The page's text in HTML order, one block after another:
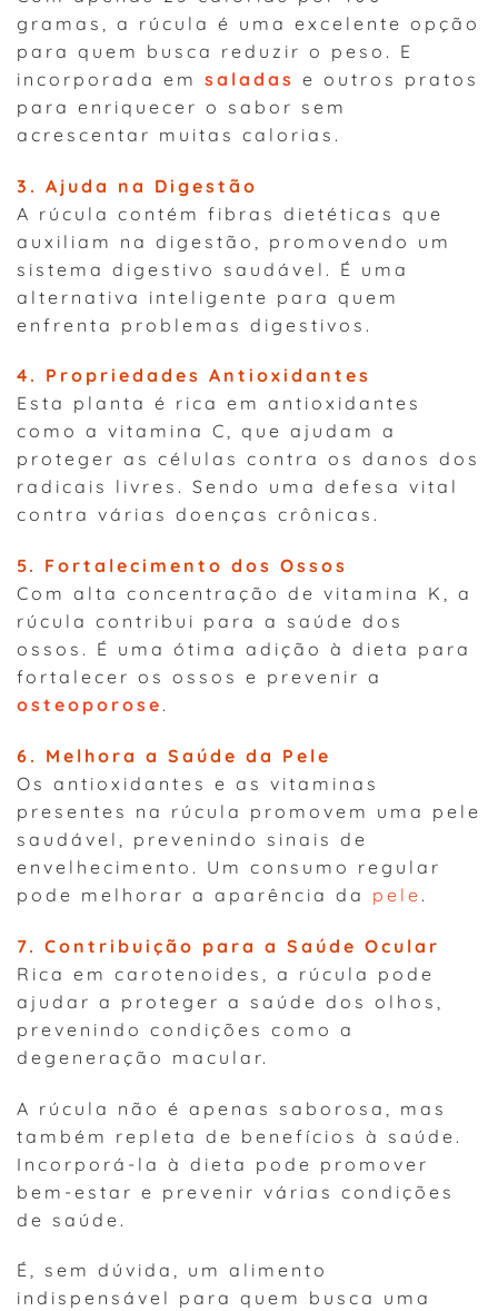
gramas, a rúcula é uma excelente opção
para quem busca reduzir o peso. E
incorporada em saladas e outros pratos
para enriquecer o sabor sem
acrescentar muitas calorias.
3. Ajuda na Digestão
A rúcula contém fibras dietéticas que
auxiliam na digestão, promovendo um
sistema digestivo saudável. É uma
alternativa inteligente para quem
enfrenta problemas digestivos.
4. Propriedades Antioxidantes
Esta planta é rica em antioxidantes
como a vitamina C, que ajudam a
proteger as células contra os danos dos
radicais livres. Sendo uma defesa vital
contra várias doenças crônicas.
5. Fortalecimento dos Ossos
Com alta concentração de vitamina K, a
rúcula contribui para a saúde dos
ossos. É uma ótima adição à dieta para
fortalecer os ossos e prevenir a
osteoporose .
6. Melhora a Saúde da Pele
Os antioxidantes e as vitaminas
presentes na rúcula promovem uma pele
saudável, prevenindo sinais de
envelhecimento. Um consumo regular
pode melhorar a aparência da pele .
7. Contribuição para a Saúde Ocular
Rica em carotenoides, a rúcula pode
ajudar a proteger a saúde dos olhos,
prevenindo condições como a
degeneração macular.
A rúcula não é apenas saborosa, mas
também repleta de benefícios à saúde.
Incorporá-la à dieta pode promover
bem-estar e prevenir várias condições
de saúde.
É, sem dúvida, um alimento
indispensável para quem busca uma